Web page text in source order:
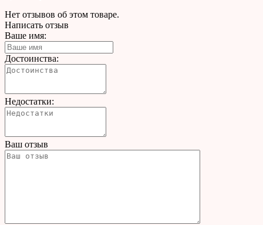
Нет отзывов об этом товаре.
Написать отзыв
Ваше имя:
Достоинства:
Недостатки:
Ваш отзыв